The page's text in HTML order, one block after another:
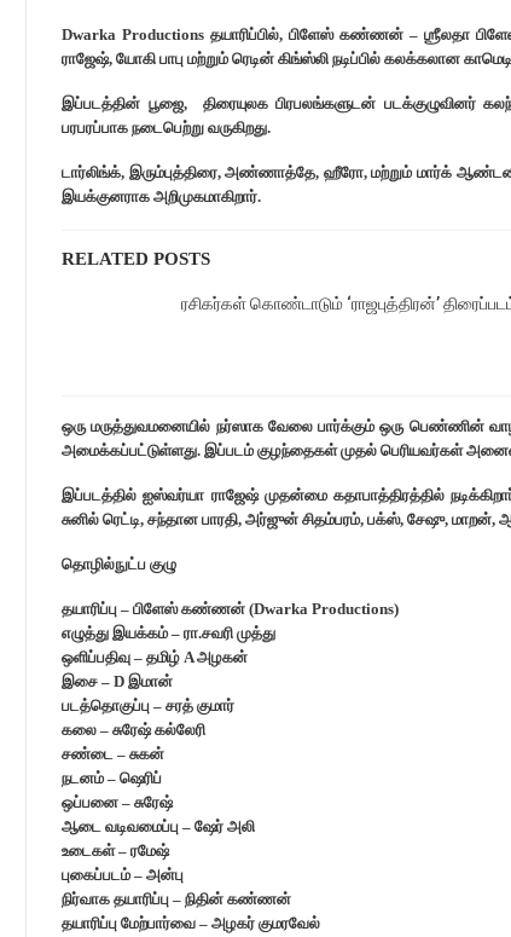
Dwarka Productions தயாரிப்பில், பிளேஸ் கண்ணன் – ஶ்ரீலதா
ராஜேஷ், யோகி பாபு மற்றும் ரெடின் கிங்ஸ்லி நடிப்பில் கலக்கலான
இப்படத்தின் பூஜை, திரையுலக பிரபலங்களுடன் படக்குழுவினர்
பரபரப்பாக நடைபெற்று வருகிறது.
டார்லிங்க், இரும்புத்திரை, அண்ணாத்தே, ஹீரோ, மற்றும் மார்க்
இயக்குனராக அறிமுகமாகிறார்.
RELATED POSTS
ரசிகர்கள் கொண்டாடும் ‘ராஜபுத்திரன்’
ஒரு மருத்துவமனையில் நர்ஸாக வேலை பார்க்கும் ஒரு பெண்ணின்
அமைக்கப்பட்டுள்ளது. இப்படம் குழந்தைகள் முதல் பெரியவர்கள்
இப்படத்தில் ஐஸ்வர்யா ராஜேஷ் முதன்மை கதாபாத்திரத்தில்
சுனில் ரெட்டி, சந்தான பாரதி, அர்ஜுன் சிதம்பரம், பக்ஸ், சேஷு,
தொழில்நுட்ப குழு
தயாரிப்பு – பிளேஸ் கண்ணன் (Dwarka Productions)
எழுத்து இயக்கம் – ரா.சவரி முத்து
ஒளிப்பதிவு – தமிழ் A அழகன்
இசை – D இமான்
படத்தொகுப்பு – சரத் குமார்
கலை – சுரேஷ் கல்லேரி
சண்டை – சுகன்
நடனம் – ஷெரிப்
ஒப்பனை – சுரேஷ்
ஆடை வடிவமைப்பு – ஷேர் அலி
உடைகள் – ரமேஷ்
புகைப்படம் – அன்பு
நிர்வாக தயாரிப்பு – நிதின் கண்ணன்
தயாரிப்பு மேற்பார்வை – அழகர் குமரவேல்